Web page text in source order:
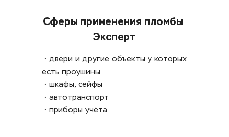
Сферы применения пломбы
Эксперт
• двери и другие объекты у которых
есть проушины
• шкафы, сейфы
• автотранспорт
• приборы учёта